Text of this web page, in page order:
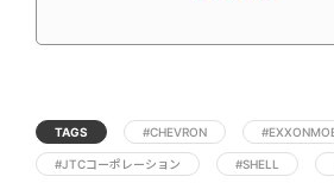
TAGS #CHEVRON
#JTCコーポレーション #SHELL